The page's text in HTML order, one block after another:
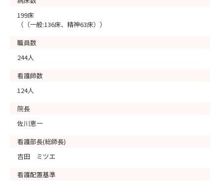
199床
（（一般:136床、精神63床））
職員数
244人
看護師数
124人
院長
佐川恵一
看護部長(総師長)
吉田 ミツエ
看護配置基準